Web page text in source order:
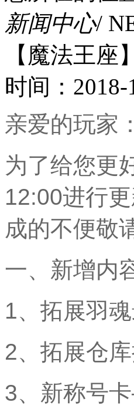
新闻中心/
【魔法王座
时间：2018-
亲爱的玩家：
为了给您更
12:00进行
成的不便敬
一、新增内
1、拓展羽
2、拓展仓
3、新称号